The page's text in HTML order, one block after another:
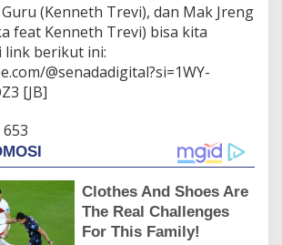
(Kenneth Trevi), dan Mak Jreng
feat Kenneth Trevi) bisa kita
berikut ini:
@senadadigital?si=1WY-
[JB]
653